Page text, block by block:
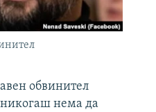
обвинител
нема да